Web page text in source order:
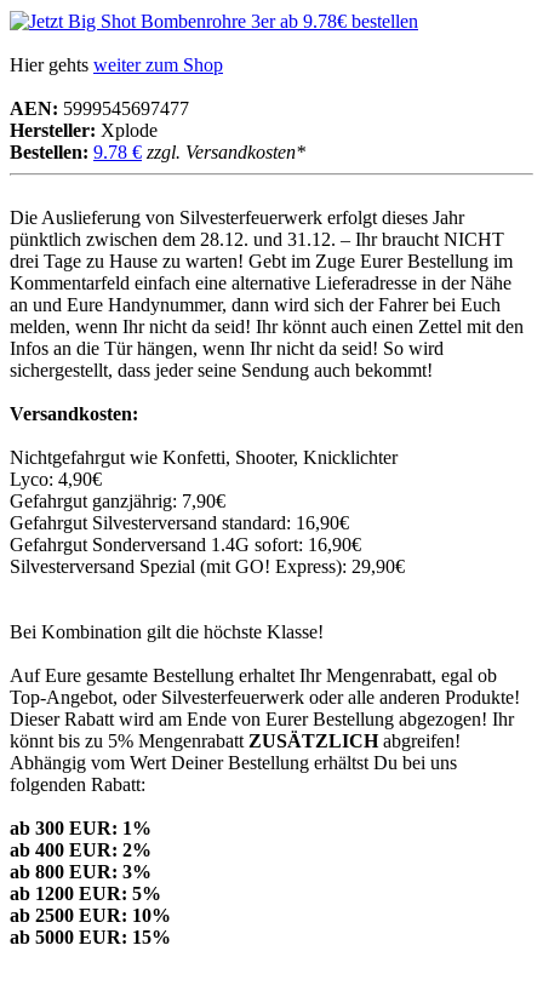
Hier gehts weiter zum Shop
AEN: 5999545697477
Hersteller: Xplode
Bestellen: 9.78 € zzgl. Versandkosten*
Die Auslieferung von Silvesterfeuerwerk erfolgt dieses Jahr
pünktlich zwischen dem 28.12. und 31.12. – Ihr braucht NICHT
drei Tage zu Hause zu warten! Gebt im Zuge Eurer Bestellung im
Kommentarfeld einfach eine alternative Lieferadresse in der Nähe
an und Eure Handynummer, dann wird sich der Fahrer bei Euch
melden, wenn Ihr nicht da seid! Ihr könnt auch einen Zettel mit den
Infos an die Tür hängen, wenn Ihr nicht da seid! So wird
sichergestellt, dass jeder seine Sendung auch bekommt!
Versandkosten:
Nichtgefahrgut wie Konfetti, Shooter, Knicklichter
Lyco: 4,90€
Gefahrgut ganzjährig: 7,90€
Gefahrgut Silvesterversand standard: 16,90€
Gefahrgut Sonderversand 1.4G sofort: 16,90€
Silvesterversand Spezial (mit GO! Express): 29,90€
Bei Kombination gilt die höchste Klasse!
Auf Eure gesamte Bestellung erhaltet Ihr Mengenrabatt, egal ob
Top-Angebot, oder Silvesterfeuerwerk oder alle anderen Produkte!
Dieser Rabatt wird am Ende von Eurer Bestellung abgezogen! Ihr
könnt bis zu 5% Mengenrabatt ZUSÄTZLICHabgreifen!
Abhängig vom Wert Deiner Bestellung erhältst Du bei uns
folgenden Rabatt:
ab 300 EUR: 1%
ab 400 EUR: 2%
ab 800 EUR: 3%
ab 1200 EUR: 5%
ab 2500 EUR: 10%
ab 5000 EUR: 15%